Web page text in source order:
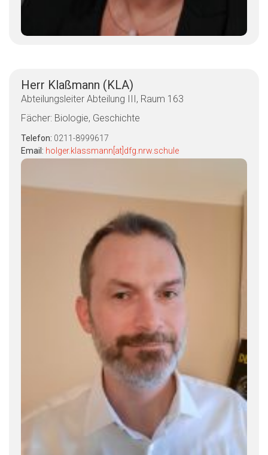
Herr Klaßmann (KLA)
Abteilungsleiter Abteilung III, Raum 163
Fächer: Biologie, Geschichte
Telefon: 0211-8999617
Email: holger.klassmann[at]dfg.nrw.schule